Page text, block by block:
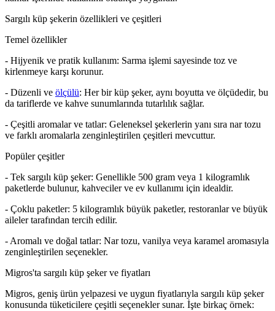
Sargılı küp şekerin özellikleri ve çeşitleri
Temel özellikler
- Hijyenik ve pratik kullanım: Sarma işlemi sayesinde toz ve
kirlenmeye karşı korunur.
- Düzenli ve ölçülü: Her bir küp şeker, aynı boyutta ve ölçüdedir, bu
da tariflerde ve kahve sunumlarında tutarlılık sağlar.
- Çeşitli aromalar ve tatlar: Geleneksel şekerlerin yanı sıra nar tozu
ve farklı aromalarla zenginleştirilen çeşitleri mevcuttur.
Popüler çeşitler
- Tek sargılı küp şeker: Genellikle 500 gram veya 1 kilogramlık
paketlerde bulunur, kahveciler ve ev kullanımı için idealdir.
- Çoklu paketler: 5 kilogramlık büyük paketler, restoranlar ve büyük
aileler tarafından tercih edilir.
- Aromalı ve doğal tatlar: Nar tozu, vanilya veya karamel aromasıyla
zenginleştirilen seçenekler.
Migros'ta sargılı küp şeker ve fiyatları
Migros, geniş ürün yelpazesi ve uygun fiyatlarıyla sargılı küp şeker
konusunda tüketicilere çeşitli seçenekler sunar. İşte birkaç örnek: